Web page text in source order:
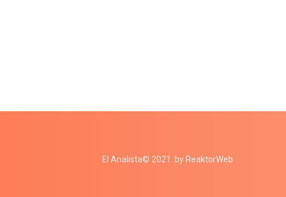
El Analista© 2021. by ReaktorWeb